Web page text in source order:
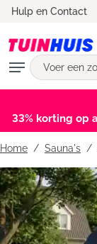
Hulp en Contact
33% korting op
Home Sauna's /
Bildergalerie